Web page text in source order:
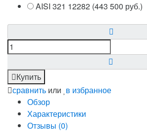
AISI 321 12282 (443 500 руб.)
Купить
сравнить или в избранное
Обзор
Характеристики
Отзывы (0)